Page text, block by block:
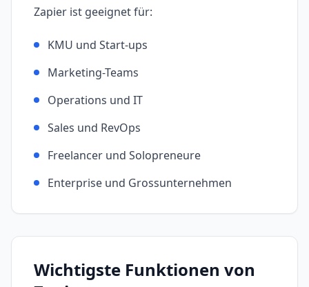
Zapier ist geeignet für:
KMU und Start-ups
Marketing-Teams
Operations und IT
Sales und RevOps
Freelancer und Solopreneure
Enterprise und Grossunternehmen
Wichtigste Funktionen von